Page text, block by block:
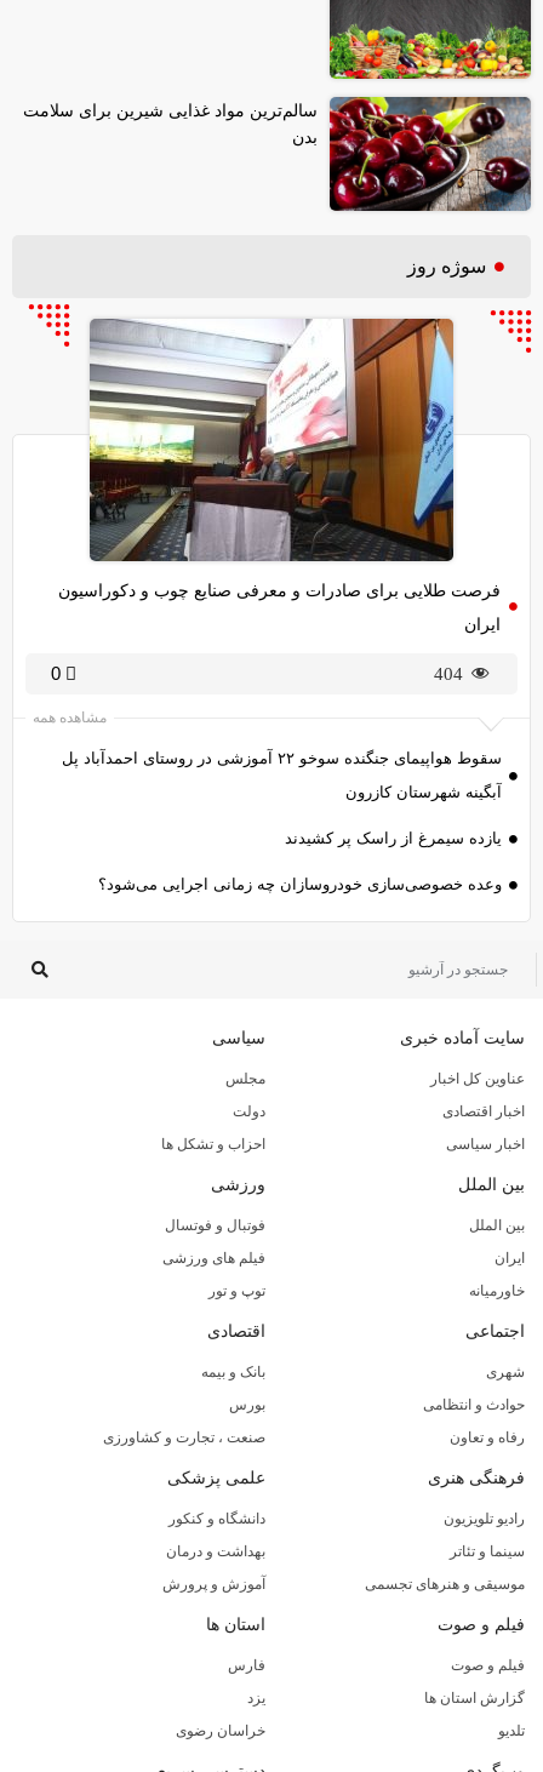
سالم‌ترین مواد غذایی شیرین برای سلامت
بدن
سوژه روز
فرصت طلایی برای صادرات و معرفی صنایع چوب و دکوراسیون
ایران
404
0
مشاهده همه
سقوط هواپیمای جنگنده سوخو ۲۲ آموزشی در روستای احمدآباد پل
آبگینه شهرستان کازرون
یازده سیمرغ از راسک پر کشیدند
وعده خصوصی‌سازی خودروسازان چه زمانی اجرایی می‌شود؟
سایت آماده خبری
عناوین کل اخبار
اخبار اقتصادی
اخبار سیاسی
سیاسی
مجلس
دولت
احزاب و تشکل ها
بین الملل
بین الملل
ایران
خاورمیانه
ورزشی
فوتبال و فوتسال
فیلم های ورزشی
توپ و تور
اجتماعی
شهری
حوادث و انتظامی
رفاه و تعاون
اقتصادی
بانک و بیمه
بورس
صنعت ، تجارت و کشاورزی
فرهنگی هنری
رادیو تلویزیون
سینما و تئاتر
موسیقی و هنرهای تجسمی
علمی پزشکی
دانشگاه و کنکور
بهداشت و درمان
آموزش و پرورش
فیلم و صوت
فیلم و صوت
گزارش استان ها
تلدیو
استان ها
فارس
یزد
خراسان رضوی